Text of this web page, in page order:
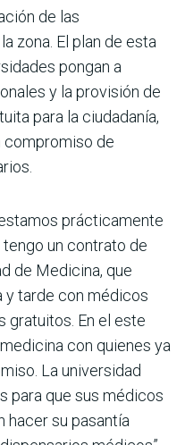
de las
zona. El plan de esta
pongan a
y la provisión de
para la ciudadanía,
compromiso de
prácticamente
tengo un contrato de
de Medicina, que
y tarde con médicos
gratuitos. En el este
con quienes ya
La universidad
para que sus médicos
hacer su pasantía